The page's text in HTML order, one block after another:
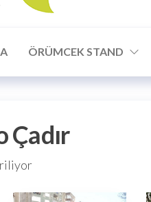
ÖRÜMCEK STAND
Çadır